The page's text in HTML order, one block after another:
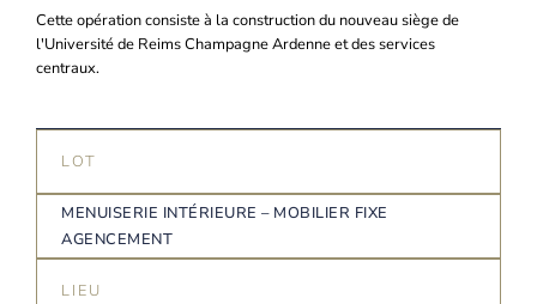
Cette opération consiste à la construction du nouveau siège de
l'Université de Reims Champagne Ardenne et des services
centraux.
LOT
MENUISERIE INTÉRIEURE – MOBILIER FIXE
AGENCEMENT
LIEU